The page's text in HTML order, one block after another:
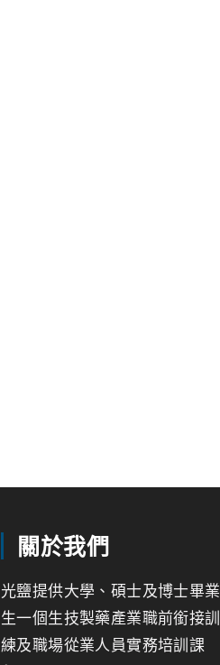
關於我們
光鹽提供大學、碩士及博士畢業
生一個生技製藥產業職前銜接訓
練及職場從業人員實務培訓課